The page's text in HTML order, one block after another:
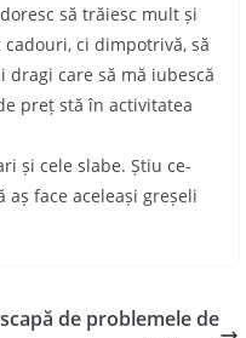
să trăiesc mult și
ci dimpotrivă, să
care să mă iubescă
preț stă în activitatea
și cele slabe. Știu ce-
face aceleași greșeli
de problemele de